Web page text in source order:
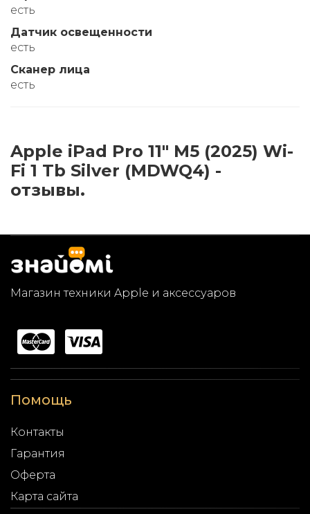
есть
Датчик освещенности
есть
Сканер лица
есть
Apple iPad Pro 11" M5 (2025) Wi-
Fi 1 Tb Silver (MDWQ4) -
отзывы.
Магазин техники Apple и аксессуаров
Помощь
Контакты
Гарантия
Оферта
Карта сайта